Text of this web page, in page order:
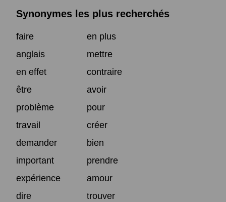
Synonymes les plus recherchés
faire
en plus
anglais
mettre
en effet
contraire
être
avoir
problème
pour
travail
créer
demander
bien
important
prendre
expérience
amour
dire
trouver